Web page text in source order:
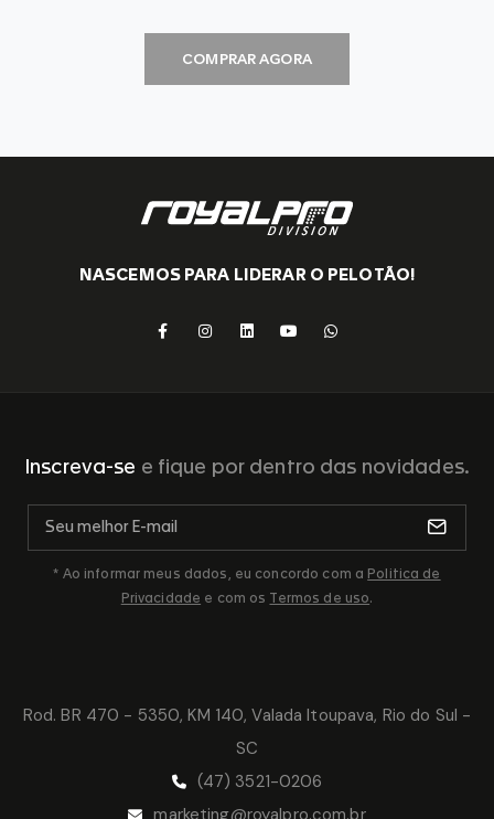
COMPRAR AGORA
NASCEMOS PARA LIDERAR O PELOTÃO!
Rod. BR 470 - 5350, KM 140, Valada Itoupava, Rio do Sul -
SC
(47) 3521-0206
Inscreva-se e fique por dentro das novidades.
* Ao informar meus dados, eu concordo com a Politica de
Privacidade e com os Termos de uso.